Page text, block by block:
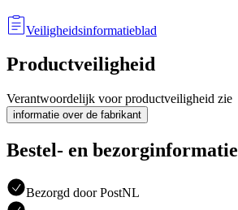
Veiligheidsinformatieblad
Productveiligheid
Verantwoordelijk voor productveiligheid zie
informatie over de fabrikant
Bestel- en bezorginformatie
Bezorgd door PostNL